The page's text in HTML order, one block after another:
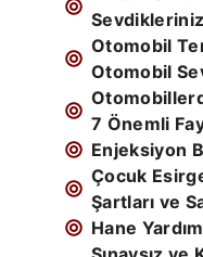
Otomobil
Otomobil
7 Önemli
Enjeksiyon
Çocuk
Şartları ve
Hane